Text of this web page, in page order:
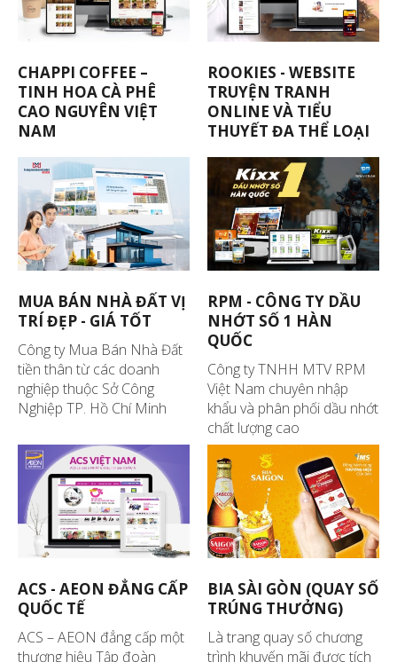
CHAPPI COFFEE –
TINH HOA CÀ PHÊ
CAO NGUYÊN VIỆT
NAM
ROOKIES - WEBSITE
TRUYỆN TRANH
ONLINE VÀ TIỂU
THUYẾT ĐA THỂ LOẠI
MUA BÁN NHÀ ĐẤT VỊ
TRÍ ĐẸP - GIÁ TỐT
Công ty Mua Bán Nhà Đất
tiền thân từ các doanh
nghiệp thuộc Sở Công
Nghiệp TP. Hồ Chí Minh
RPM - CÔNG TY DẦU
NHỚT SỐ 1 HÀN
QUỐC
Công ty TNHH MTV RPM
Việt Nam chuyên nhập
khẩu và phân phối dầu nhớt
chất lượng cao
ACS - AEON ĐẲNG CẤP
QUỐC TẾ
ACS – AEON đẳng cấp một
thương hiệu Tập đoàn
BIA SÀI GÒN (QUAY SỐ
TRÚNG THƯỞNG)
Là trang quay số chương
trình khuyến mãi được tích